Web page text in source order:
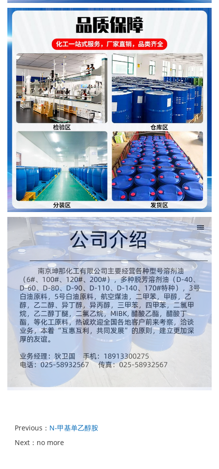
Previous： N-甲基单乙醇胺
Next：no more